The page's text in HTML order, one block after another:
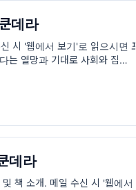
데라
시 '웹에서 보기'로 읽으시면 포
는 열망과 기대로 사회와 집단을
데라
책 소개. 메일 수신 시 '웹에서